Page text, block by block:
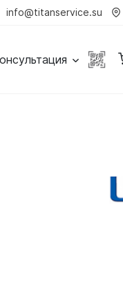
info@titanservice.su